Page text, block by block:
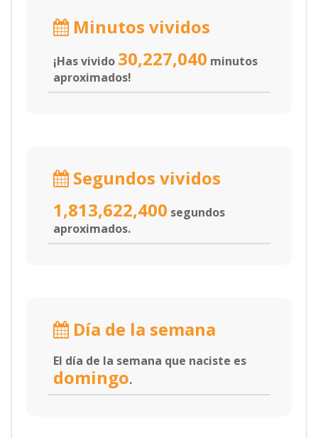
Minutos vividos
¡Has vivido 30,227,040 minutos
aproximados!
Segundos vividos
1,813,622,400 segundos
aproximados.
Día de la semana
El día de la semana que naciste es
domingo.